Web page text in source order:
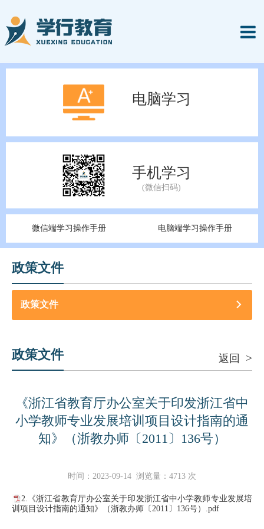
电脑学习
手机学习
微信端学习操作手册 电脑端学习操作手册
政策文件
政策文件
政策文件 返回 >
《浙江省教育厅办公室关于印发浙江省中
小学教师专业发展培训项目设计指南的通
知》（浙教办师〔2011〕136号）
时间： 2023-09-14 浏览量： 4713 次
2.《浙江省教育厅办公室关于印发浙江省中小学教师专业发展培
训项目设计指南的通知》（浙教办师〔2011〕136号）.pdf